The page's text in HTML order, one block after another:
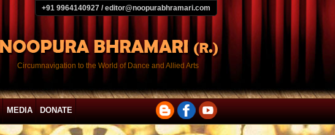
+91 9964140927 / editor@noopurabhramari.com
Circumnavigation to the World of Dance and Allied Arts
MEDIA DONATE